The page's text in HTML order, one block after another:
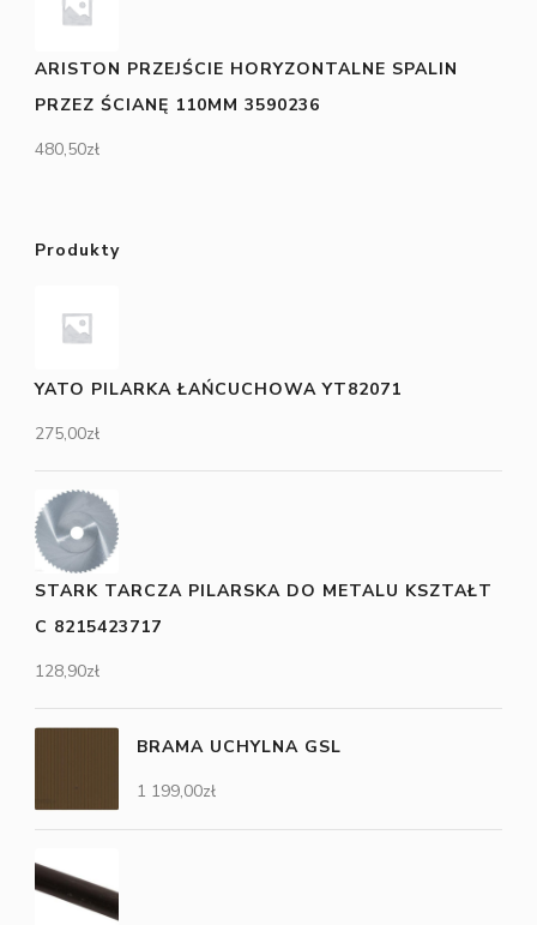
ARISTON PRZEJŚCIE HORYZONTALNE SPALIN
PRZEZ ŚCIANĘ 110MM 3590236
480,50zł
Produkty
YATO PILARKA ŁAŃCUCHOWA YT82071
275,00zł
STARK TARCZA PILARSKA DO METALU KSZTAŁT
C 8215423717
128,90zł
BRAMA UCHYLNA GSL
1 199,00zł